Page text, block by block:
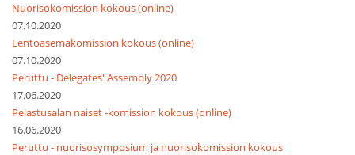
Nuorisokomission kokous (online)
07.10.2020
Lentoasemakomission kokous (online)
07.10.2020
Peruttu - Delegates' Assembly 2020
17.06.2020
Pelastusalan naiset -komission kokous (online)
16.06.2020
Peruttu - nuorisosymposium ja nuorisokomission kokous